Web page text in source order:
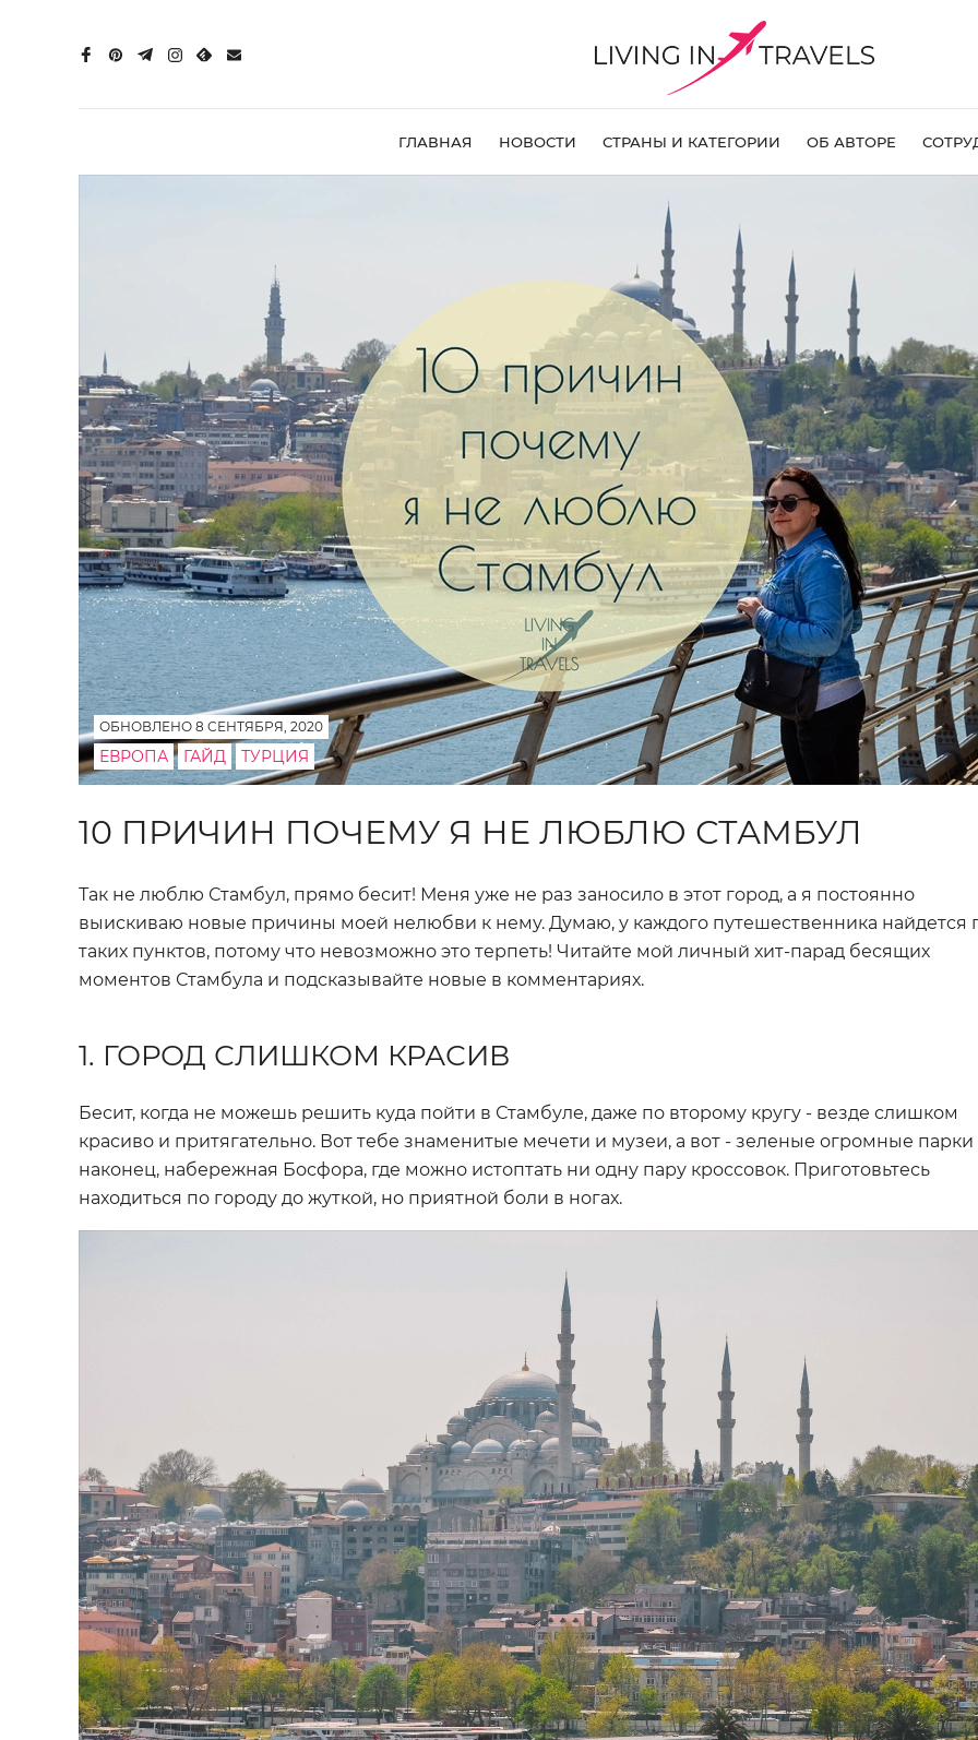
ГЛАВНАЯ НОВОСТИ СТРАНЫ И КАТЕГОРИИ ОБ АВТОРЕ
ОБНОВЛЕНО 8 СЕНТЯБРЯ, 2020
ЕВРОПА ГАЙД ТУРЦИЯ
10 ПРИЧИН ПОЧЕМУ Я НЕ ЛЮБЛЮ СТАМБУЛ
Так не люблю Стамбул, прямо бесит! Меня уже не раз заносило в этот город, а я постоянно
выискиваю новые причины моей нелюбви к нему. Думаю, у каждого путешественника найдется
таких пунктов, потому что невозможно это терпеть! Читайте мой личный хит-парад бесящих
моментов Стамбула и подсказывайте новые в комментариях.
1. ГОРОД СЛИШКОМ КРАСИВ
Бесит, когда не можешь решить куда пойти в Стамбуле, даже по второму кругу - везде слишком
красиво и притягательно. Вот тебе знаменитые мечети и музеи, а вот - зеленые огромные парки
наконец, набережная Босфора, где можно истоптать ни одну пару кроссовок. Приготовьтесь
находиться по городу до жуткой, но приятной боли в ногах.